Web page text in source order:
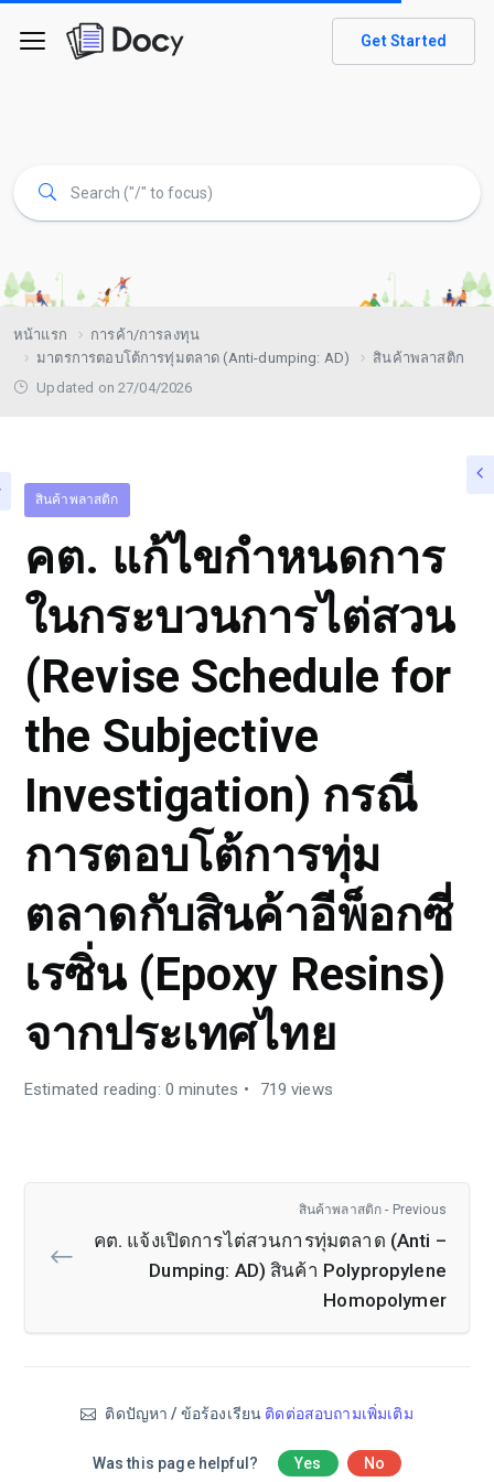
Get Started
หน้าแรก
การค้า/การลงทุน
มาตรการตอบโต้การทุ่มตลาด (Anti-dumping: AD)
สินค้าพลาสติก
Updated on 27/04/2026
สินค้าพลาสติก
คต. แก้ไขกำหนดการ
ในกระบวนการไต่สวน
(Revise Schedule for
the Subjective
Investigation) กรณี
การตอบโต้การทุ่ม
ตลาดกับสินค้าอีพ็อกซี่
เรซิ่น (Epoxy Resins)
จากประเทศไทย
Estimated reading: 0 minutes 719 views
สินค้าพลาสติก - Previous
คต. แจ้งเปิดการไต่สวนการทุ่มตลาด (Anti –
Dumping: AD) สินค้า Polypropylene
Homopolymer
ติดปัญหา / ข้อร้องเรียน ติดต่อสอบถามเพิ่มเติม
Was this page helpful? Yes No